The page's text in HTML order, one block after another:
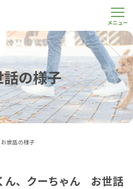
の様子
世話の様子
、クーちゃん お世話